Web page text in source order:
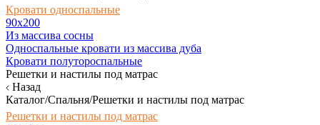
Кровати односпальные
90х200
Из массива сосны
Односпальные кровати из массива дуба
Кровати полутороспальные
Решетки и настилы под матрас
Назад
Каталог/Спальня/Решетки и настилы под матрас
Решетки и настилы под матрас